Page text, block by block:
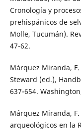
Cronología y
prehispánicos de
Molle, Tucumán).
47-62.
Márquez Miranda,
Steward (ed.),
637-654.
Márquez Miranda,
arqueológicos en la